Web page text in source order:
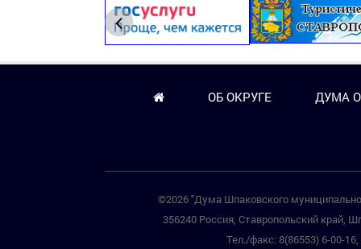
ОБ ОКРУГЕ ДУМА
©2026 "Дума Шпаковского
356240 Россия, Ставропольский край,
Тел./факс: 8(86553) 6-00-